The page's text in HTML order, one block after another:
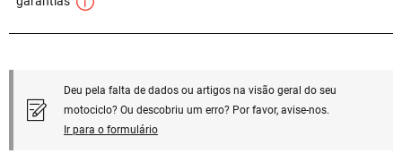
Deu pela falta de dados ou artigos na visão geral do seu
motociclo? Ou descobriu um erro? Por favor, avise-nos.
Ir para o formulário